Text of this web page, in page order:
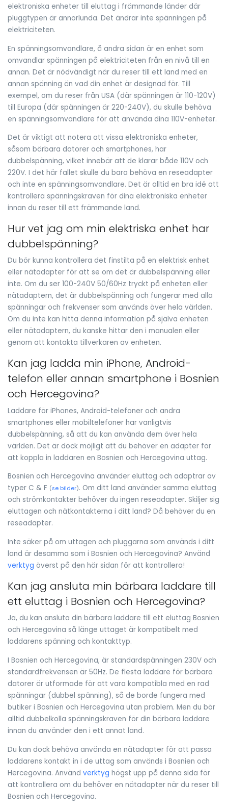
elektroniska enheter till eluttag i främmande länder där
pluggtypen är annorlunda. Det ändrar inte spänningen på
elektriciteten.
En spänningsomvandlare, å andra sidan är en enhet som
omvandlar spänningen på elektriciteten från en nivå till en
annan. Det är nödvändigt när du reser till ett land med en
annan spänning än vad din enhet är designad för. Till
exempel, om du reser från USA (där spänningen är 110-120V)
till Europa (där spänningen är 220-240V), du skulle behöva
en spänningsomvandlare för att använda dina 110V-enheter.
Det är viktigt att notera att vissa elektroniska enheter,
såsom bärbara datorer och smartphones, har
dubbelspänning, vilket innebär att de klarar både 110V och
220V. I det här fallet skulle du bara behöva en reseadapter
och inte en spänningsomvandlare. Det är alltid en bra idé att
kontrollera spänningskraven för dina elektroniska enheter
innan du reser till ett främmande land.
Hur vet jag om min elektriska enhet har
dubbelspänning?
Du bör kunna kontrollera det finstilta på en elektrisk enhet
eller nätadapter för att se om det är dubbelspänning eller
inte. Om du ser 100-240V 50/60Hz tryckt på enheten eller
nätadaptern, det är dubbelspänning och fungerar med alla
spänningar och frekvenser som används över hela världen.
Om du inte kan hitta denna information på själva enheten
eller nätadaptern, du kanske hittar den i manualen eller
genom att kontakta tillverkaren av enheten.
Kan jag ladda min iPhone, Android-
telefon eller annan smartphone i Bosnien
och Hercegovina?
Laddare för iPhones, Android-telefoner och andra
smartphones eller mobiltelefoner har vanligtvis
dubbelspänning, så att du kan använda dem över hela
världen. Det är dock möjligt att du behöver en adapter för
att koppla in laddaren en Bosnien och Hercegovina uttag.
Bosnien och Hercegovina använder eluttag och adaptrar av
typer C & F (se bilder). Om ditt land använder samma eluttag
och strömkontakter behöver du ingen reseadapter. Skiljer sig
eluttagen och nätkontakterna i ditt land? Då behöver du en
reseadapter.
Inte säker på om uttagen och pluggarna som används i ditt
land är desamma som i Bosnien och Hercegovina? Använd
verktyg överst på den här sidan för att kontrollera!
Kan jag ansluta min bärbara laddare till
ett eluttag i Bosnien och Hercegovina?
Ja, du kan ansluta din bärbara laddare till ett eluttag Bosnien
och Hercegovina så länge uttaget är kompatibelt med
laddarens spänning och kontakttyp.
I Bosnien och Hercegovina, är standardspänningen 230V och
standardfrekvensen är 50Hz. De flesta laddare för bärbara
datorer är utformade för att vara kompatibla med en rad
spänningar (dubbel spänning), så de borde fungera med
butiker i Bosnien och Hercegovina utan problem. Men du bör
alltid dubbelkolla spänningskraven för din bärbara laddare
innan du använder den i ett annat land.
Du kan dock behöva använda en nätadapter för att passa
laddarens kontakt in i de uttag som används i Bosnien och
Hercegovina. Använd verktyg högst upp på denna sida för
att kontrollera om du behöver en nätadapter när du reser till
Bosnien och Hercegovina.